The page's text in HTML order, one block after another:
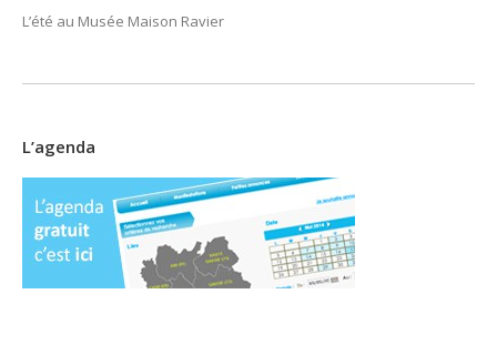
L’été au Musée Maison Ravier
L’agenda